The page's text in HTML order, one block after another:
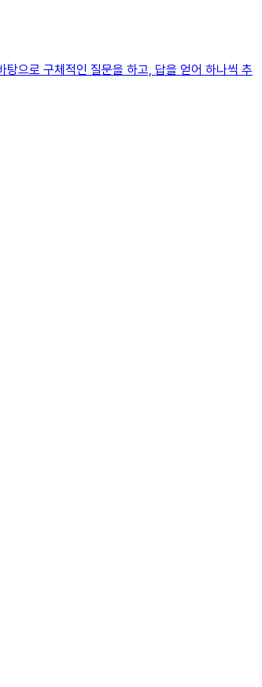
으로 구체적인 질문을 하고, 답을 얻어 하나씩 추